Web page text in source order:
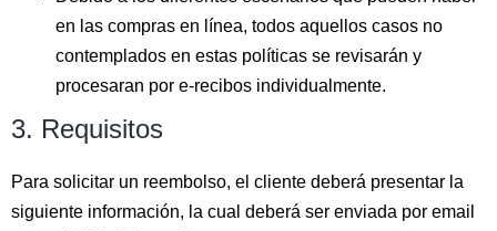
en las compras en línea, todos aquellos casos no
contemplados en estas políticas se revisarán y
procesaran por e-recibos individualmente.
3. Requisitos
Para solicitar un reembolso, el cliente deberá presentar la
siguiente información, la cual deberá ser enviada por email